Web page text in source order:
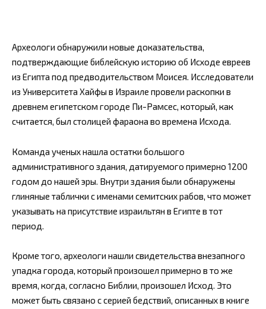
Археологи обнаружили новые доказательства,
подтверждающие библейскую историю об Исходе евреев
из Египта под предводительством Моисея. Исследователи
из Университета Хайфы в Израиле провели раскопки в
древнем египетском городе Пи-Рамсес, который, как
считается, был столицей фараона во времена Исхода.
Команда ученых нашла остатки большого
административного здания, датируемого примерно 1200
годом до нашей эры. Внутри здания были обнаружены
глиняные таблички с именами семитских рабов, что может
указывать на присутствие израильтян в Египте в тот
период.
Кроме того, археологи нашли свидетельства внезапного
упадка города, который произошел примерно в то же
время, когда, согласно Библии, произошел Исход. Это
может быть связано с серией бедствий, описанных в книге